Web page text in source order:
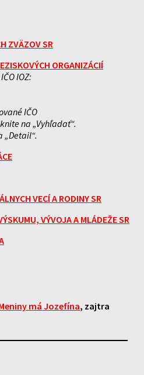
ZVÄZOV SR
ORGANIZÁCIÍ
IOZ:
IČO
na „Vyhľadať“.
„Detail“.
VECÍ A RODINY SR
VÝVOJA A MLÁDEŽE SR
má Jozefína, zajtra